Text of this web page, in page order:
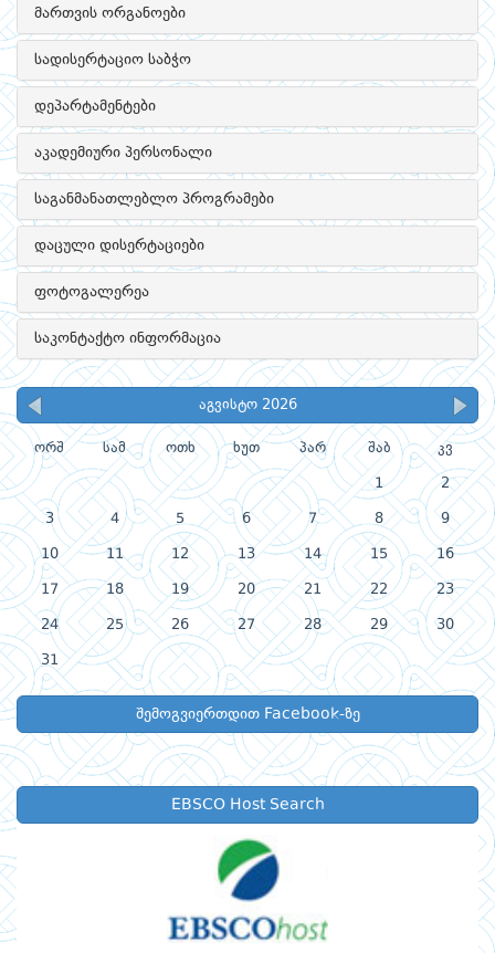
მართვის ორგანოები
სადისერტაციო საბჭო
დეპარტამენტები
აკადემიური პერსონალი
საგანმანათლებლო პროგრამები
დაცული დისერტაციები
ფოტოგალერეა
საკონტაქტო ინფორმაცია
აგვისტო 2026
ორშ სამ ოთხ ხუთ პარ შაბ კვ
1 2
3 4 5 6 7 8 9
10 11 12 13 14 15 16
17 18 19 20 21 22 23
24 25 26 27 28 29 30
31
შემოგვიერთდით Facebook-ზე
EBSCO Host Search